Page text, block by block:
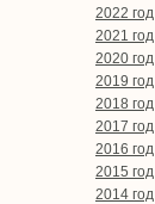
2022 год
2021 год
2020 год
2019 год
2018 год
2017 год
2016 год
2015 год
2014 год